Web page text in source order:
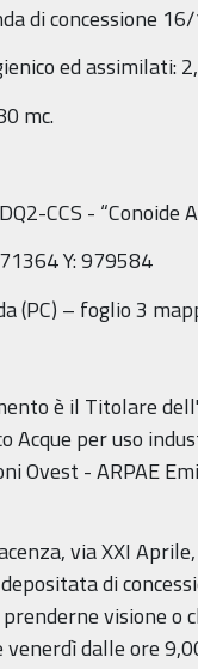
di concessione
ed assimilati:
mc.
CCS -
Y: 979584
(PC) – foglio 3
è il Titolare
Acque per uso
Ovest - ARPAE
via XXI
di
visione
dalle ore